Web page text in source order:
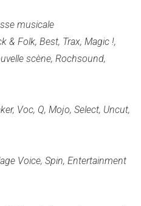
musicale
& Folk, Best, Trax, Magic !,
scène, Rochsound,
Voc, Q, Mojo, Select, Uncut,
Voice, Spin, Entertainment